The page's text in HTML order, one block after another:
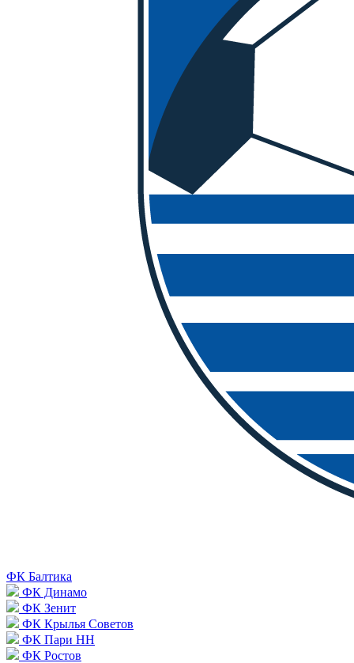
ФК Балтика
ФК Динамо
ФК Зенит
ФК Крылья Советов
ФК Пари НН
ФК Ростов